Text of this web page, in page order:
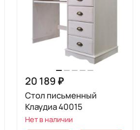
20 189 ₽
Стол письменный
Клаудиа 40015
Нет в наличии